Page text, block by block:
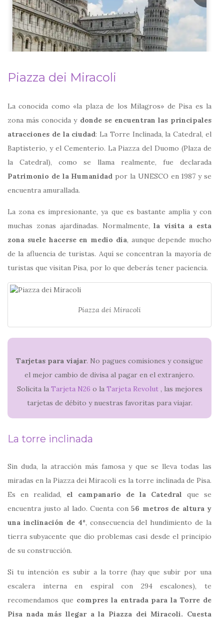
Piazza dei Miracoli
La conocida como «la plaza de los Milagros» de Pisa es la
zona más conocida y donde se encuentran las principales
atracciones de la ciudad: La Torre Inclinada, la Catedral, el
Baptisterio, y el Cementerio. La Piazza del Duomo (Plaza de
la Catedral), como se llama realmente, fue declarada
Patrimonio de la Humanidad por la UNESCO en 1987 y se
encuentra amurallada.
La zona es impresionante, ya que es bastante amplia y con
muchas zonas ajardinadas. Normalmente,la visita a esta
zona suele hacerse en medio día, aunque depende mucho
de la afluencia de turistas. Aquí se concentran la mayoría de
turistas que visitan Pisa, por lo que deberás tener paciencia.
Piazza dei Miracoli
Tarjetas para viajar. No pagues comisiones y consigue
el mejor cambio de divisa al pagar en el extranjero.
Solicita la Tarjeta N26 o la Tarjeta Revolut, las mejores
tarjetas de débito y nuestras favoritas para viajar.
La torre inclinada
Sin duda, la atracción más famosa y que se lleva todas las
miradas en la Piazza dei Miracoli es la torre inclinada de Pisa.
Es en realidad, el campanario de la Catedral que se
encuentra justo al lado. Cuenta con 56 metros de altura y
una inclinación de 4º, consecuencia del hundimiento de la
tierra subyacente que dio problemas casi desde el principio
de su construcción.
Si tu intención es subir a la torre (hay que subir por una
escalera interna en espiral con 294 escalones), te
recomendamos que compres la entrada para la Torre de
Pisa nada más llegar a la Piazza dei Miracoli. Cuesta